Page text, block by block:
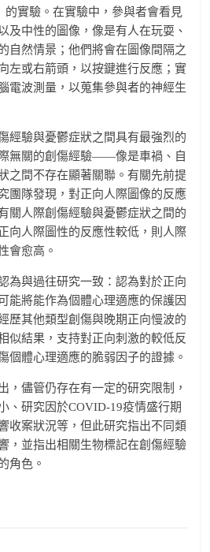
的實驗。在實驗中，參與者會看見
及中性的圖像，像是有人在玩耍、
自然情景；他們將會在圖像間隔之
左或右箭頭，以按鍵進行反應；實
電波測量，以蒐集參與者的神經生
經驗與憂鬱症狀之間具有最強烈的
無關的創傷經驗——像是車禍、自
間不存在顯著關聯。有關先前提
團隊發現，對正向人際圖像的反應
關人際創傷經驗與憂鬱症狀之間的
向人際圖性的反應性較低，則人際
會愈高。
為與過往研究一致：認為對於正向
能將能作為個體心理適應的保護因
歷其他類型創傷與晚期正向慢波的
似結果，支持對正向刺激的較低反
個體心理適應的脆弱因子的證據。
，儘管仍存在有一定的研究限制，
、研究因於COVID-19疫情盛行期
收案狀況等，但此研究指出不同類
，並指出相關生物標記在創傷經驗
角色。